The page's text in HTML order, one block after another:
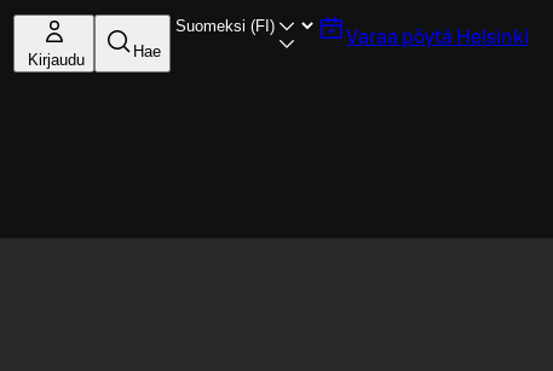
Kirjaudu Hae
Varaa pöytä Helsinki